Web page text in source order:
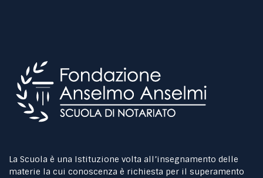
La Scuola è una Istituzione volta all’insegnamento delle
materie la cui conoscenza è richiesta per il superamento